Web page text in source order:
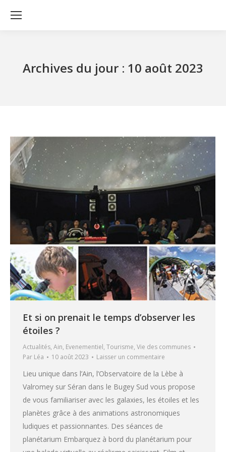
Archives du jour : 10 août 2023
Et si on prenait le temps d’observer les
étoiles ?
Actualités, Ain, Evenementiel, Tourisme, Vie des communes
Par Léa 10 août 2023 Laisser un commentaire
Lieu unique dans l’Ain, l’Observatoire de la Lèbe à
Valromey sur Séran dans le Bugey Sud vous propose
de vous familiariser avec les galaxies, les étoiles et les
planètes grâce à des animations astronomiques
ludiques et passionnantes. Des séances de
planétarium Embarquez à bord du planétarium pour